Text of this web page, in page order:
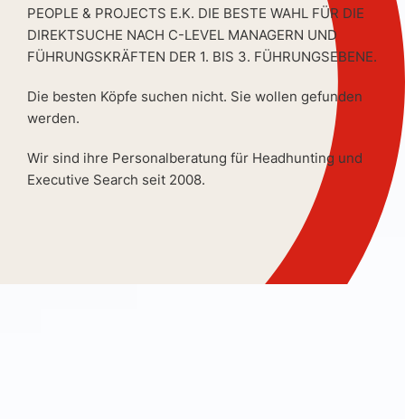
PEOPLE & PROJECTS E.K. DIE BESTE WAHL FÜR DIE
DIREKTSUCHE NACH C-LEVEL MANAGERN UND
FÜHRUNGSKRÄFTEN DER 1. BIS 3. FÜHRUNGSEBENE.
Die besten Köpfe suchen nicht. Sie wollen gefunden
werden.
Wir sind ihre Personalberatung für Headhunting und
Executive Search seit 2008.